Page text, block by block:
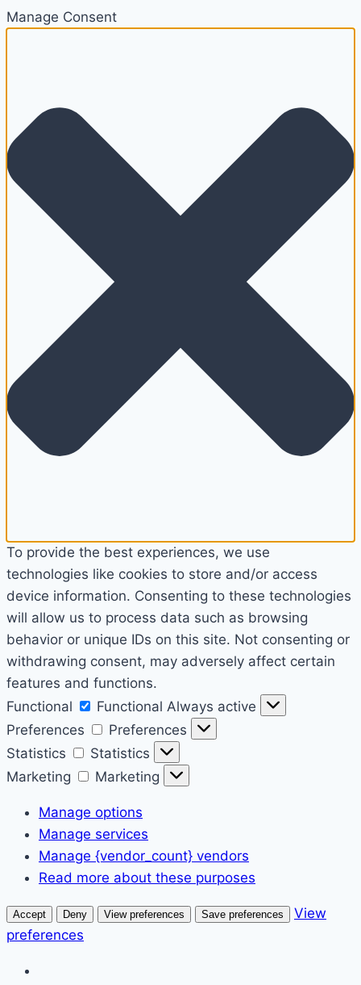
Manage Consent
To provide the best experiences, we use
technologies like cookies to store and/or access
device information. Consenting to these technologies
will allow us to process data such as browsing
behavior or unique IDs on this site. Not consenting or
withdrawing consent, may adversely affect certain
features and functions.
Functional
Functional Always active
Preferences
Preferences
Statistics
Statistics
Marketing
Marketing
Manage options
Manage services
Manage {vendor_count} vendors
Read more about these purposes
Accept Deny View preferences Save preferences
View
preferences